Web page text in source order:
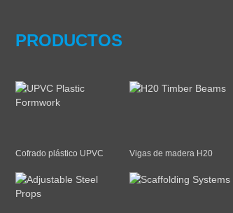
PRODUCTOS
Cofrado plástico UPVC Vigas de madera H20